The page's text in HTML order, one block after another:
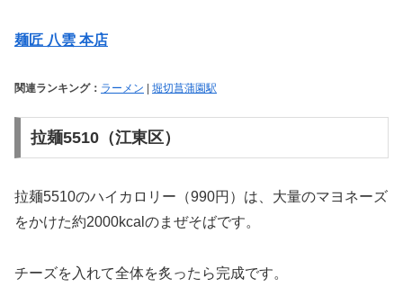
麺匠 八雲 本店
関連ランキング： ラーメン | 堀切菖蒲園駅
拉麺5510（江東区）
拉麺5510のハイカロリー（990円）は、大量のマヨネーズ
をかけた約2000kcalのまぜそばです。
チーズを入れて全体を炙ったら完成です。